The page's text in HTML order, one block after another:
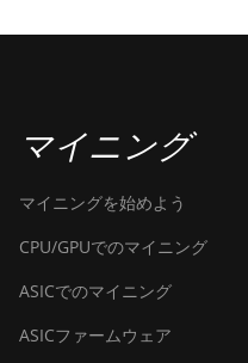
マイニング
マイニングを始めよう
CPU/GPUでのマイニング
ASICでのマイニング
ASICファームウェア